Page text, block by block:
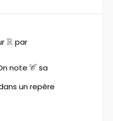
\mathbb{R}
Rpar
note\mathscr{C}
C sa
un repère